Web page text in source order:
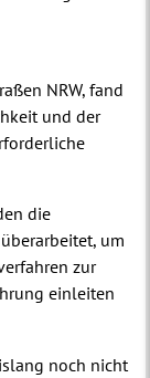
NRW, fand
und der
die
um
zur
einleiten
noch nicht